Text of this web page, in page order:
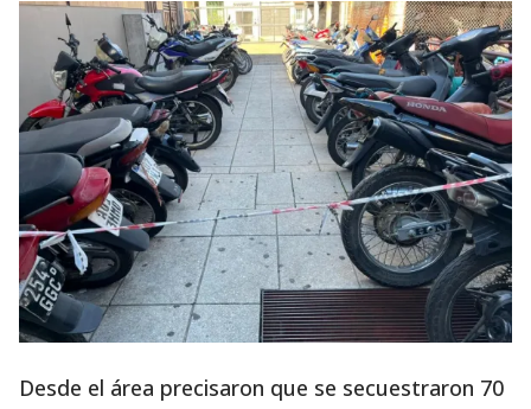
Desde el área precisaron que se secuestraron 70